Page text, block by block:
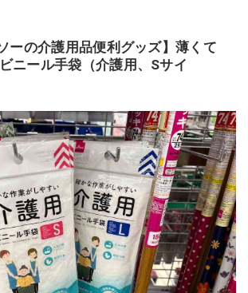
ーの介護用品便利グッズ】薄くて
ニール手袋（介護用、Sサイ